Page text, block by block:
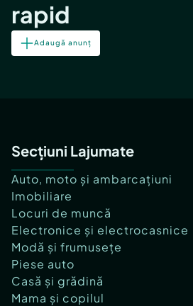
rapid
Adaugă anunț
Secțiuni Lajumate
Auto, moto și ambarcațiuni
Imobiliare
Locuri de muncă
Electronice și electrocasnice
Modă și frumusețe
Piese auto
Casă și grădină
Mama și copilul